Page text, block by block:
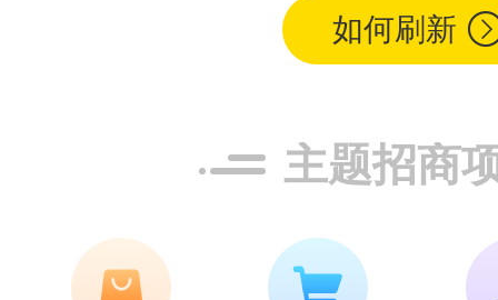
招商电话：
汇迈HUIMAI
预算参考：
￥
品牌电话：
如何刷新
主题招商